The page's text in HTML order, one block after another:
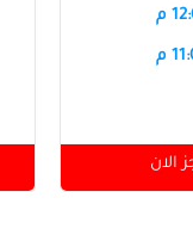
م
م
الان